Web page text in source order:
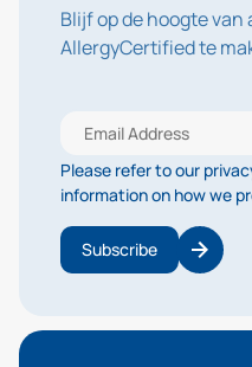
Blijf op de hoogte van
AllergyCertified te
Please refer to our
information on how we
Subscribe